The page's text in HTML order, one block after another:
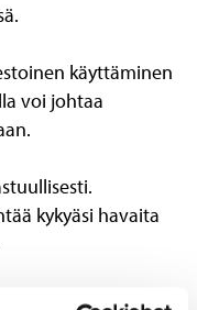
käyttäminen
voi johtaa
kykyäsi havaita